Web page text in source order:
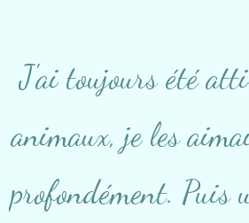
J'ai toujours été
animaux, je les
profondément. Puis